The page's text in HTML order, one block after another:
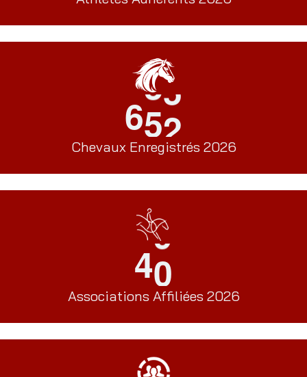
652
Chevaux Enregistrés 2026
40
Associations Affiliées 2026